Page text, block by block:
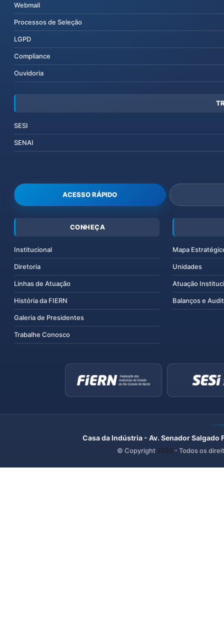
Webmail
Processos de Seleção
LGPD
Compliance
Ouvidoria
SESI
SENAI
ACESSO RÁPIDO
CONHEÇA
Institucional
Diretoria
Linhas de Atuação
História da FIERN
Galeria de Presidentes
Trabalhe Conosco
Mapa
Unidades
Atuação
Balanços e
Casa da Indústria - Av. Senador
© Copyright 2026 - Todos os